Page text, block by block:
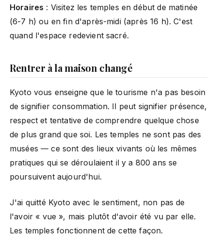
Horaires : Visitez les temples en début de matinée
(6-7 h) ou en fin d'après-midi (après 16 h). C'est
quand l'espace redevient sacré.
Rentrer à la maison changé
Kyoto vous enseigne que le tourisme n'a pas besoin
de signifier consommation. Il peut signifier présence,
respect et tentative de comprendre quelque chose
de plus grand que soi. Les temples ne sont pas des
musées — ce sont des lieux vivants où les mêmes
pratiques qui se déroulaient il y a 800 ans se
poursuivent aujourd'hui.
J'ai quitté Kyoto avec le sentiment, non pas de
l'avoir « vue », mais plutôt d'avoir été vu par elle.
Les temples fonctionnent de cette façon.